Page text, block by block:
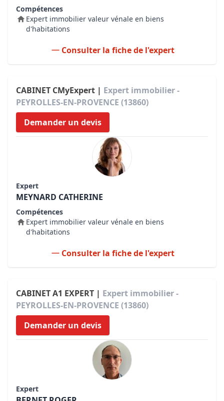
Compétences
Expert immobilier valeur vénale en biens
d'habitations
Consulter la fiche de l'expert
CABINET CMyExpert | Expert immobilier -
PEYROLLES-EN-PROVENCE (13860)
Demander un devis
Expert
MEYNARD CATHERINE
Compétences
Expert immobilier valeur vénale en biens
d'habitations
Consulter la fiche de l'expert
CABINET A1 EXPERT | Expert immobilier -
PEYROLLES-EN-PROVENCE (13860)
Demander un devis
Expert